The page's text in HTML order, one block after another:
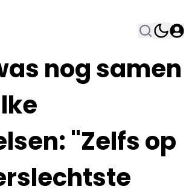
nog samen
"Zelfs op